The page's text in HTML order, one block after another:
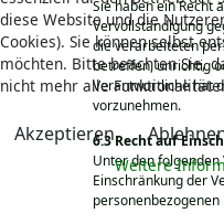
Sie haben ein Recht
Vervollständigung
die verarbeiteten
betreffen, unrichtig
Verantwortliche hat
vorzunehmen.
Recht auf
Unter den folgenden
Einschränkung der
diese Website und die
Cookies). Sie können selbst
möchten. Bitte beachten Sie,
nicht mehr alle
Akzeptieren
Weitere